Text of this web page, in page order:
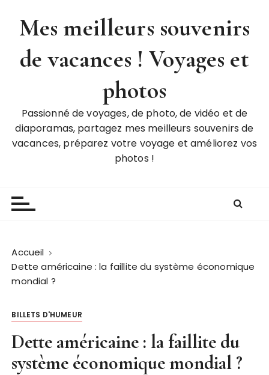
Mes meilleurs souvenirs
de vacances ! Voyages et
photos
Passionné de voyages, de photo, de vidéo et de
diaporamas, partagez mes meilleurs souvenirs de
vacances, préparez votre voyage et améliorez vos
photos !
Accueil
Dette américaine : la faillite du système économique
mondial ?
BILLETS D'HUMEUR
Dette américaine : la faillite du
système économique mondial ?